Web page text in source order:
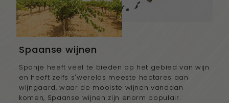
Spaanse wijnen
Spanje heeft veel te bieden op het gebied van wijn
en heeft zelfs s'werelds meeste hectares aan
wijngaard, waar de mooiste wijnen vandaan
komen, Spaanse wijnen zijn enorm populair.